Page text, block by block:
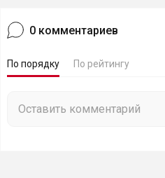
0 комментариев
По порядку По рейтингу